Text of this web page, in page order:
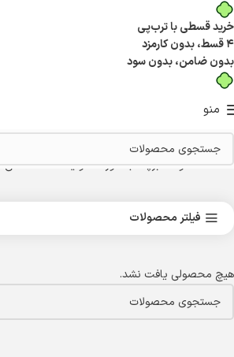
خرید قسطی با ترب‌پی
۴ قسط، بدون کارمزد
بدون ضامن، بدون سود
منو
خانه محصولات برچسب خورده “تولید کننده صنعتی”
فیلتر محصولات
هیچ محصولی یافت نشد.